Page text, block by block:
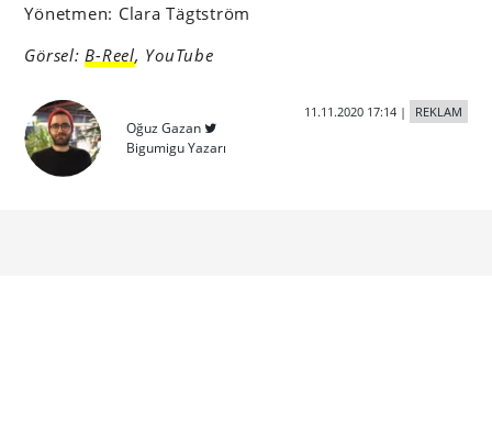
Yönetmen: Clara Tägtström
Görsel: B-Reel, YouTube
Oğuz Gazan
Bigumigu Yazarı
11.11.2020 17:14| REKLAM